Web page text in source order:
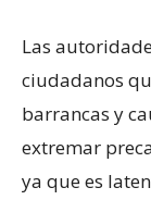
Las
ciudadanos
barrancas y
extremar
ya que es